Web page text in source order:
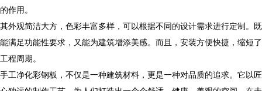
的作用。
其外观简洁大方，色彩丰富多样，可以根据不同的设计需求进行定制。既
能满足功能性要求，又能为建筑增添美感。而且，安装方便快捷，缩短了
工程周期。
手工净化彩钢板，不仅是一种建筑材料，更是一种对品质的追求。它以匠